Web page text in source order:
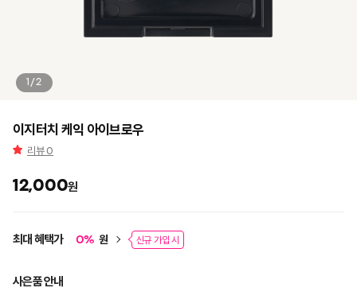
1/2
이지터치 케익 아이브로우
리뷰0
12,000원
최대 혜택가 0% 원 신규 가입 시
사은품 안내